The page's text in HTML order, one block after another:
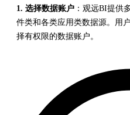
1. 选择数据账户 ：观远BI提供
件类和各类应用类数据源。用
择有权限的数据账户。